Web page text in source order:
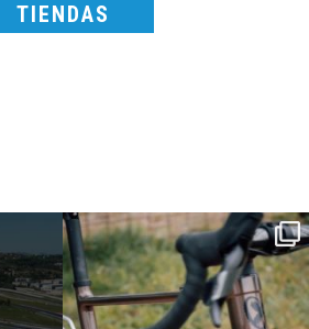
TIENDAS
Kepler R è la gravel pensata per affrontare
lunghe...
27 0